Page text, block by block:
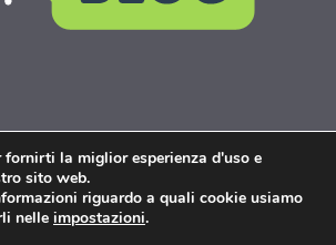
of the network IsayBlog!
fornirti la miglior esperienza d'uso e
sito web.
riguardo a quali cookie usiamo
nelle impostazioni.